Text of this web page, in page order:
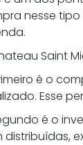
nesse
Saint
é o
Esse
é o
distribuídas,